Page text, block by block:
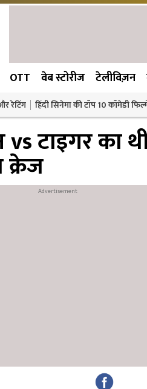
OTT वेब स्टोरीज टेलीविज़न
रेटिंग हिंदी सिनेमा की टॉप 10 कॉमेडी
टाइगर का
क्रेज